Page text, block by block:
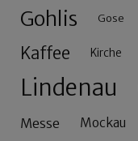
Gohlis Gose
Kaffee Kirche
Lindenau
Messe Mockau